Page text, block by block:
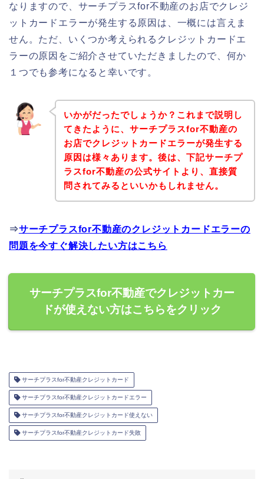
なりますので、サーチプラスfor不動産のお店でクレジ
ットカードエラーが発生する原因は、一概には言えま
せん。ただ、いくつか考えられるクレジットカードエ
ラーの原因をご紹介させていただきましたので、何か
１つでも参考になると幸いです。
いかがだったでしょうか？これまで説明し
てきたように、サーチプラスfor不動産の
お店でクレジットカードエラーが発生する
原因は様々あります。後は、下記サーチプ
ラスfor不動産の公式サイトより、直接質
問されてみるといいかもしれません。
⇒サーチプラスfor不動産のクレジットカードエラーの
問題を今すぐ解決したい方はこちら
サーチプラスfor不動産でクレジットカー
ドが使えない方はこちらをクリック
サーチプラスfor不動産クレジットカード
サーチプラスfor不動産クレジットカードエラー
サーチプラスfor不動産クレジットカード使えない
サーチプラスfor不動産クレジットカード失敗